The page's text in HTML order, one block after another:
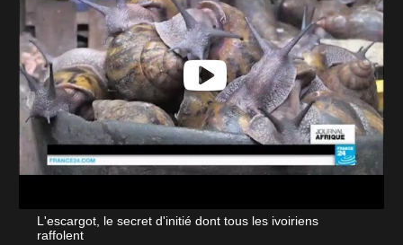
L'escargot, le secret d'initié dont tous les ivoiriens
raffolent